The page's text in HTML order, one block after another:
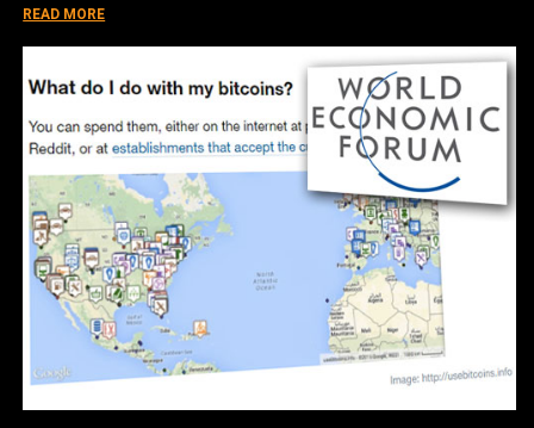
READ MORE